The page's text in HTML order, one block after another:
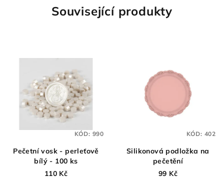
Související produkty
Pečetní vosk - perleťově
bílý - 100 ks
110 Kč
KÓD: 990
Silikonová podložka na
pečetění
99 Kč
KÓD: 402